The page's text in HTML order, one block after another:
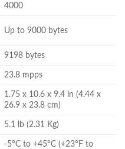
4000
Up to 9000 bytes
9198 bytes
23.8 mpps
1.75 x 10.6 x 9.4 in (4.44 x
26.9 x 23.8 cm)
5.1 lb (2.31 Kg)
-5°C to +45°C (+23°F to